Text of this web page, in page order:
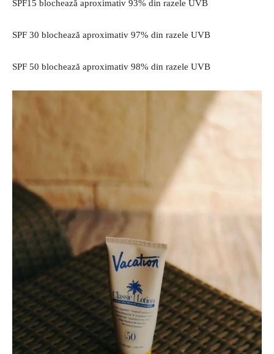
SPF15 blochează aproximativ 93% din razele UVB
SPF 30 blochează aproximativ 97% din razele UVB
SPF 50 blochează aproximativ 98% din razele UVB